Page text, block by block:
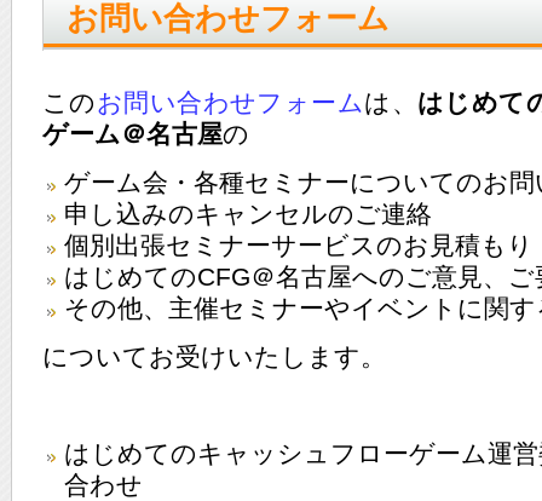
お問い合わせフォーム
この お問い合わせフォームは、 はじめて
ゲーム＠名古屋の
ゲーム会・各種セミナーについてのお
申し込みのキャンセルのご連絡
個別出張セミナーサービスのお見積もり
はじめてのCFG＠名古屋へのご意見、ご
その他、主催セミナーやイベントに関す
についてお受けいたします。
はじめてのキャッシュフローゲーム運
合わせ